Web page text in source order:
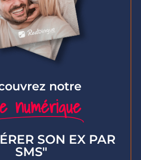
notre
numérique
SON EX PAR
SMS"